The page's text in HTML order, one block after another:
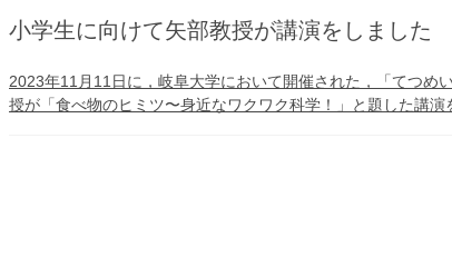
小学生に向けて矢部教授が講演をしました
2023年11月11日に，岐阜大学において開催された，「てつめ
授が「食べ物のヒミツ〜身近なワクワク科学！」と題した講演